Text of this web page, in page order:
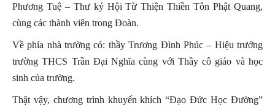
Phương Tuệ – Thư ký Hội Từ Thiện Thiền Tôn Phật Quang,
cùng các thành viên trong Đoàn.
Về phía nhà trường có: thầy Trương Đình Phúc – Hiệu trưởng
trường THCS Trần Đại Nghĩa cùng với Thầy cô giáo và học
sinh của trường.
Thật vậy, chương trình khuyến khích “Đạo Đức Học Đường”